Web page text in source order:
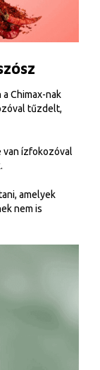
Chimax-nak
tűzdelt,
ízfokozóval
amelyek
nem is